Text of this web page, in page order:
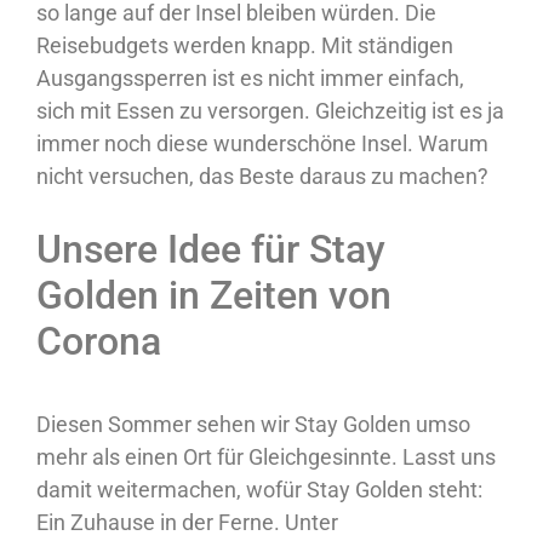
so lange auf der Insel bleiben würden. Die
Reisebudgets werden knapp. Mit ständigen
Ausgangssperren ist es nicht immer einfach,
sich mit Essen zu versorgen. Gleichzeitig ist es ja
immer noch diese wunderschöne Insel. Warum
nicht versuchen, das Beste daraus zu machen?
Unsere Idee für Stay
Golden in Zeiten von
Corona
Diesen Sommer sehen wir Stay Golden umso
mehr als einen Ort für Gleichgesinnte. Lasst uns
damit weitermachen, wofür Stay Golden steht:
Ein Zuhause in der Ferne. Unter